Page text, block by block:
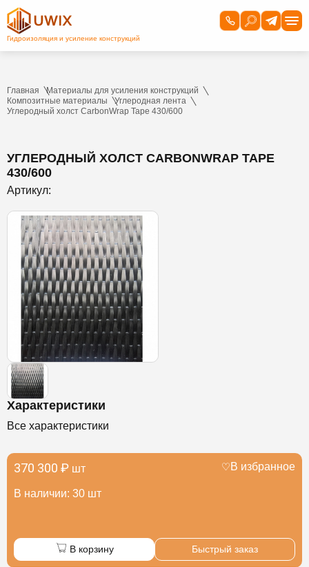
Главная
Материалы для усиления конструкций
Композитные материалы
Углеродная лента
Углеродный холст CarbonWrap Tape 430/600
УГЛЕРОДНЫЙ ХОЛСТ CARBONWRAP TAPE
430/600
Артикул:
Характеристики
Все характеристики
370 300 ₽ шт
В наличии: 30 шт
В избранное
В корзину Быстрый заказ